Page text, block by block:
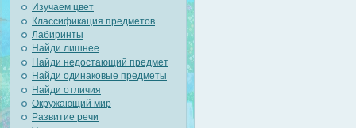
Изучаем цвет
Классификация предметов
Лабиринты
Найди лишнее
Найди недостающий предмет
Найди одинаковые предметы
Найди отличия
Окружающий мир
Развитие речи